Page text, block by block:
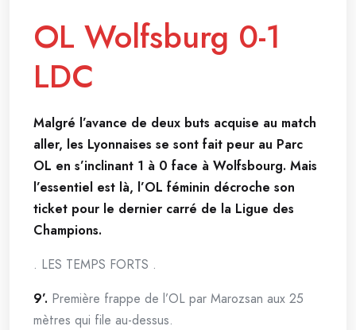
OL Wolfsburg 0-1
LDC
Malgré l’avance de deux buts acquise au match
aller, les Lyonnaises se sont fait peur au Parc
OL en s’inclinant 1 à 0 face à Wolfsbourg. Mais
l’essentiel est là, l’OL féminin décroche son
ticket pour le dernier carré de la Ligue des
Champions.
. LES TEMPS FORTS .
9’. Première frappe de l’OL par Marozsan aux 25
mètres qui file au-dessus.